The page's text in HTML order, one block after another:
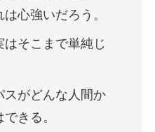
心強いだろう。
そこまで単純じ
スがどんな人間か
きる。